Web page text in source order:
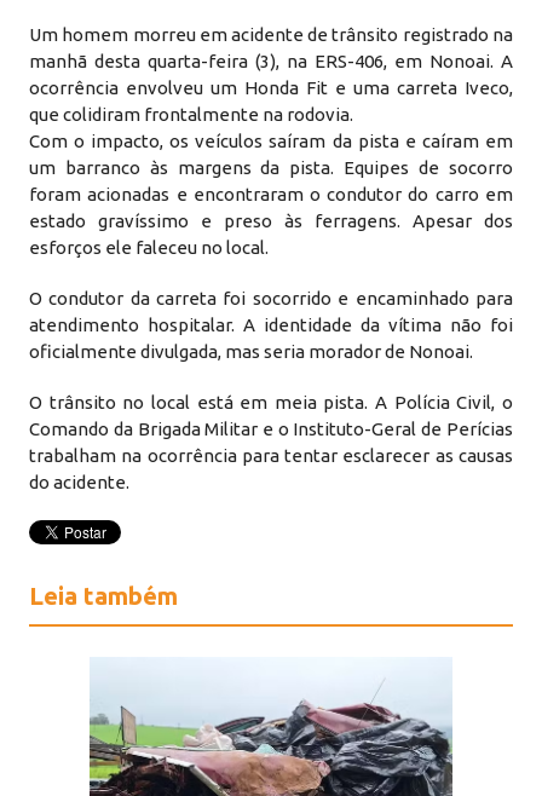
Um homem morreu em acidente de trânsito registrado na
manhã desta quarta-feira (3), na ERS-406, em Nonoai. A
ocorrência envolveu um Honda Fit e uma carreta Iveco,
que colidiram frontalmente na rodovia.
Com o impacto, os veículos saíram da pista e caíram em
um barranco às margens da pista. Equipes de socorro
foram acionadas e encontraram o condutor do carro em
estado gravíssimo e preso às ferragens. Apesar dos
esforços ele faleceu no local.
O condutor da carreta foi socorrido e encaminhado para
atendimento hospitalar. A identidade da vítima não foi
oficialmente divulgada, mas seria morador de Nonoai.
O trânsito no local está em meia pista. A Polícia Civil, o
Comando da Brigada Militar e o Instituto-Geral de Perícias
trabalham na ocorrência para tentar esclarecer as causas
do acidente.
Leia também